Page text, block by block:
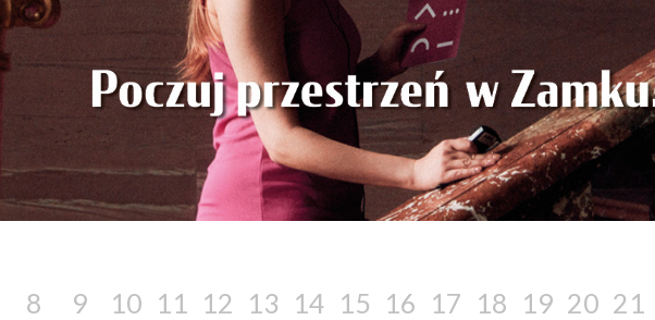
8 9 10 11 12 13 14 15 16 17 18 19 20 21